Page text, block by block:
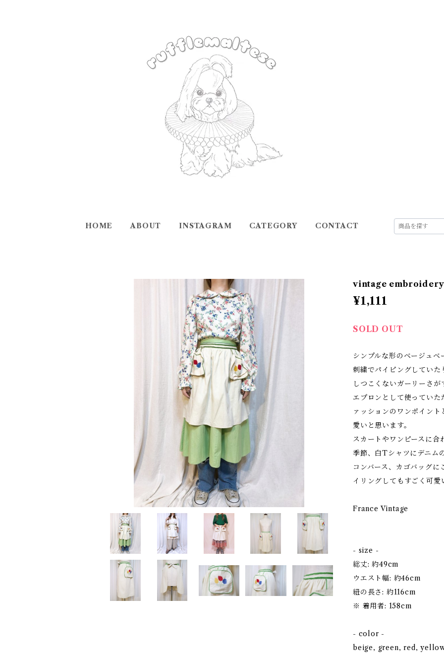
HOME ABOUT INSTAGRAM CATEGORY CONTACT
vintage
¥1,111
SOLD OUT
シンプルな形のベージュベ
刺繍でパイピングしてい
しつこくないガーリーさ
エプロンとして使っていた
ァッションのワンポイン
愛いと思います。
スカートやワンピースに合
季節、白Tシャツにデニム
コンバース、カゴバッグに
イリングしてもすごく可
France Vintage
- size -
総丈: 約49cm
ウエスト幅: 約46cm
紐の長さ: 約116cm
※ 着用者: 158cm
- color -
beige, green, red,